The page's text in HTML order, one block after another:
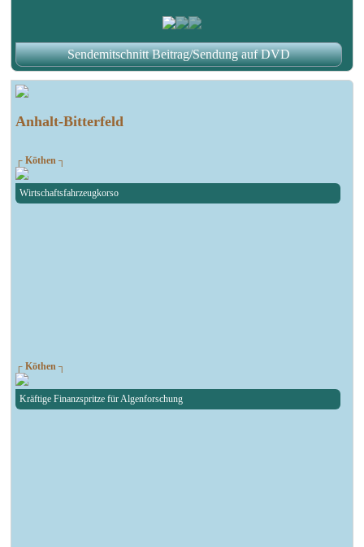
Anhalt-Bitterfeld
┌ Köthen ┐
Wirtschaftsfahrzeugkorso
┌ Köthen ┐
Kräftige Finanzspritze für Algenforschung
Sendemitschnitt Beitrag/Sendung auf DVD